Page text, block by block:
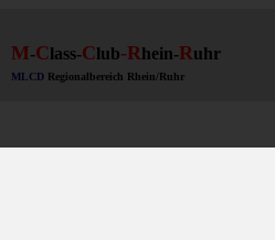
M-Class-Club-Rhein-Ruhr
MLCD Regionalbereich Rhein/Ruhr